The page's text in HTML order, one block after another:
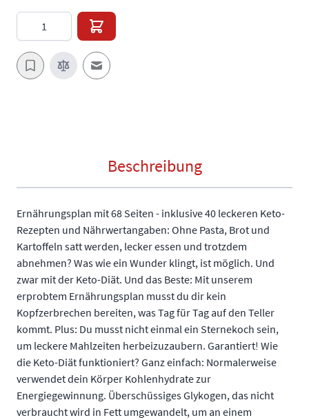
E-Mail an einen Freund
Beschreibung
Ernährungsplan mit 68 Seiten - inklusive 40 leckeren Keto-
Rezepten und Nährwertangaben: Ohne Pasta, Brot und
Kartoffeln satt werden, lecker essen und trotzdem
abnehmen? Was wie ein Wunder klingt, ist möglich. Und
zwar mit der Keto-Diät. Und das Beste: Mit unserem
erprobtem Ernährungsplan musst du dir kein
Kopfzerbrechen bereiten, was Tag für Tag auf den Teller
kommt. Plus: Du musst nicht einmal ein Sternekoch sein,
um leckere Mahlzeiten herbeizuzaubern. Garantiert! Wie
die Keto-Diät funktioniert? Ganz einfach: Normalerweise
verwendet dein Körper Kohlenhydrate zur
Energiegewinnung. Überschüssiges Glykogen, das nicht
verbraucht wird in Fett umgewandelt, um an einem